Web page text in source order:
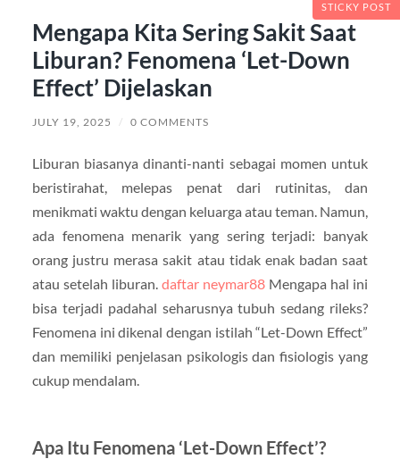
STICKY POST
Mengapa Kita Sering Sakit Saat
Liburan? Fenomena ‘Let-Down
Effect’ Dijelaskan
JULY 19, 2025 / 0 COMMENTS
Liburan biasanya dinanti-nanti sebagai momen untuk
beristirahat, melepas penat dari rutinitas, dan
menikmati waktu dengan keluarga atau teman. Namun,
ada fenomena menarik yang sering terjadi: banyak
orang justru merasa sakit atau tidak enak badan saat
atau setelah liburan. daftar neymar88 Mengapa hal ini
bisa terjadi padahal seharusnya tubuh sedang rileks?
Fenomena ini dikenal dengan istilah “Let-Down Effect”
dan memiliki penjelasan psikologis dan fisiologis yang
cukup mendalam.
Apa Itu Fenomena ‘Let-Down Effect’?